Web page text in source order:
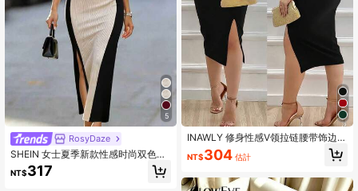
4.89 3M 追蹤者
5
RosyDaze
SHEIN 女士夏季新款性感时尚双色收
腰修身短袖方领连衣裙。采用纹理面
料，心形方领设计，短袖搭配撞色黑
NT$317
INAWLY 修身性感V领拉链腰带饰边落
肩长款连衣裙
NT$304 估計